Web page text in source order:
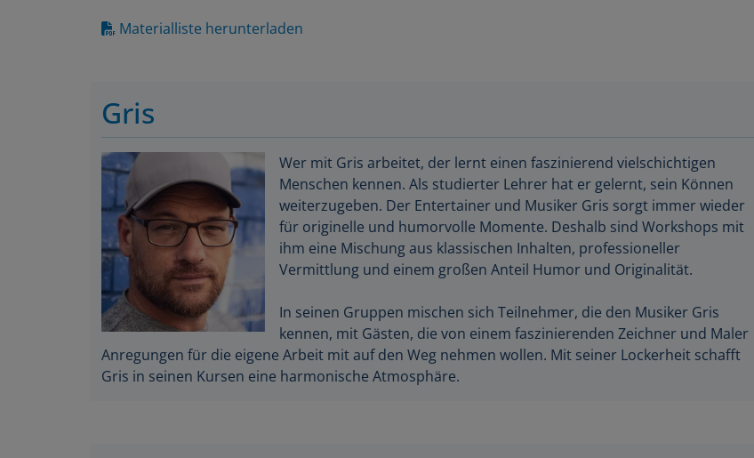
Materialliste herunterladen
Gris
Wer mit Gris arbeitet, der lernt einen faszinierend vielschichtigen
Menschen kennen. Als studierter Lehrer hat er gelernt, sein Können
weiterzugeben. Der Entertainer und Musiker Gris sorgt immer wieder
für originelle und humorvolle Momente. Deshalb sind Workshops mit
ihm eine Mischung aus klassischen Inhalten, professioneller
Vermittlung und einem großen Anteil Humor und Originalität.
In seinen Gruppen mischen sich Teilnehmer, die den Musiker Gris
kennen, mit Gästen, die von einem faszinierenden Zeichner und Maler
Anregungen für die eigene Arbeit mit auf den Weg nehmen wollen. Mit seiner Lockerheit schafft
Gris in seinen Kursen eine harmonische Atmosphäre.